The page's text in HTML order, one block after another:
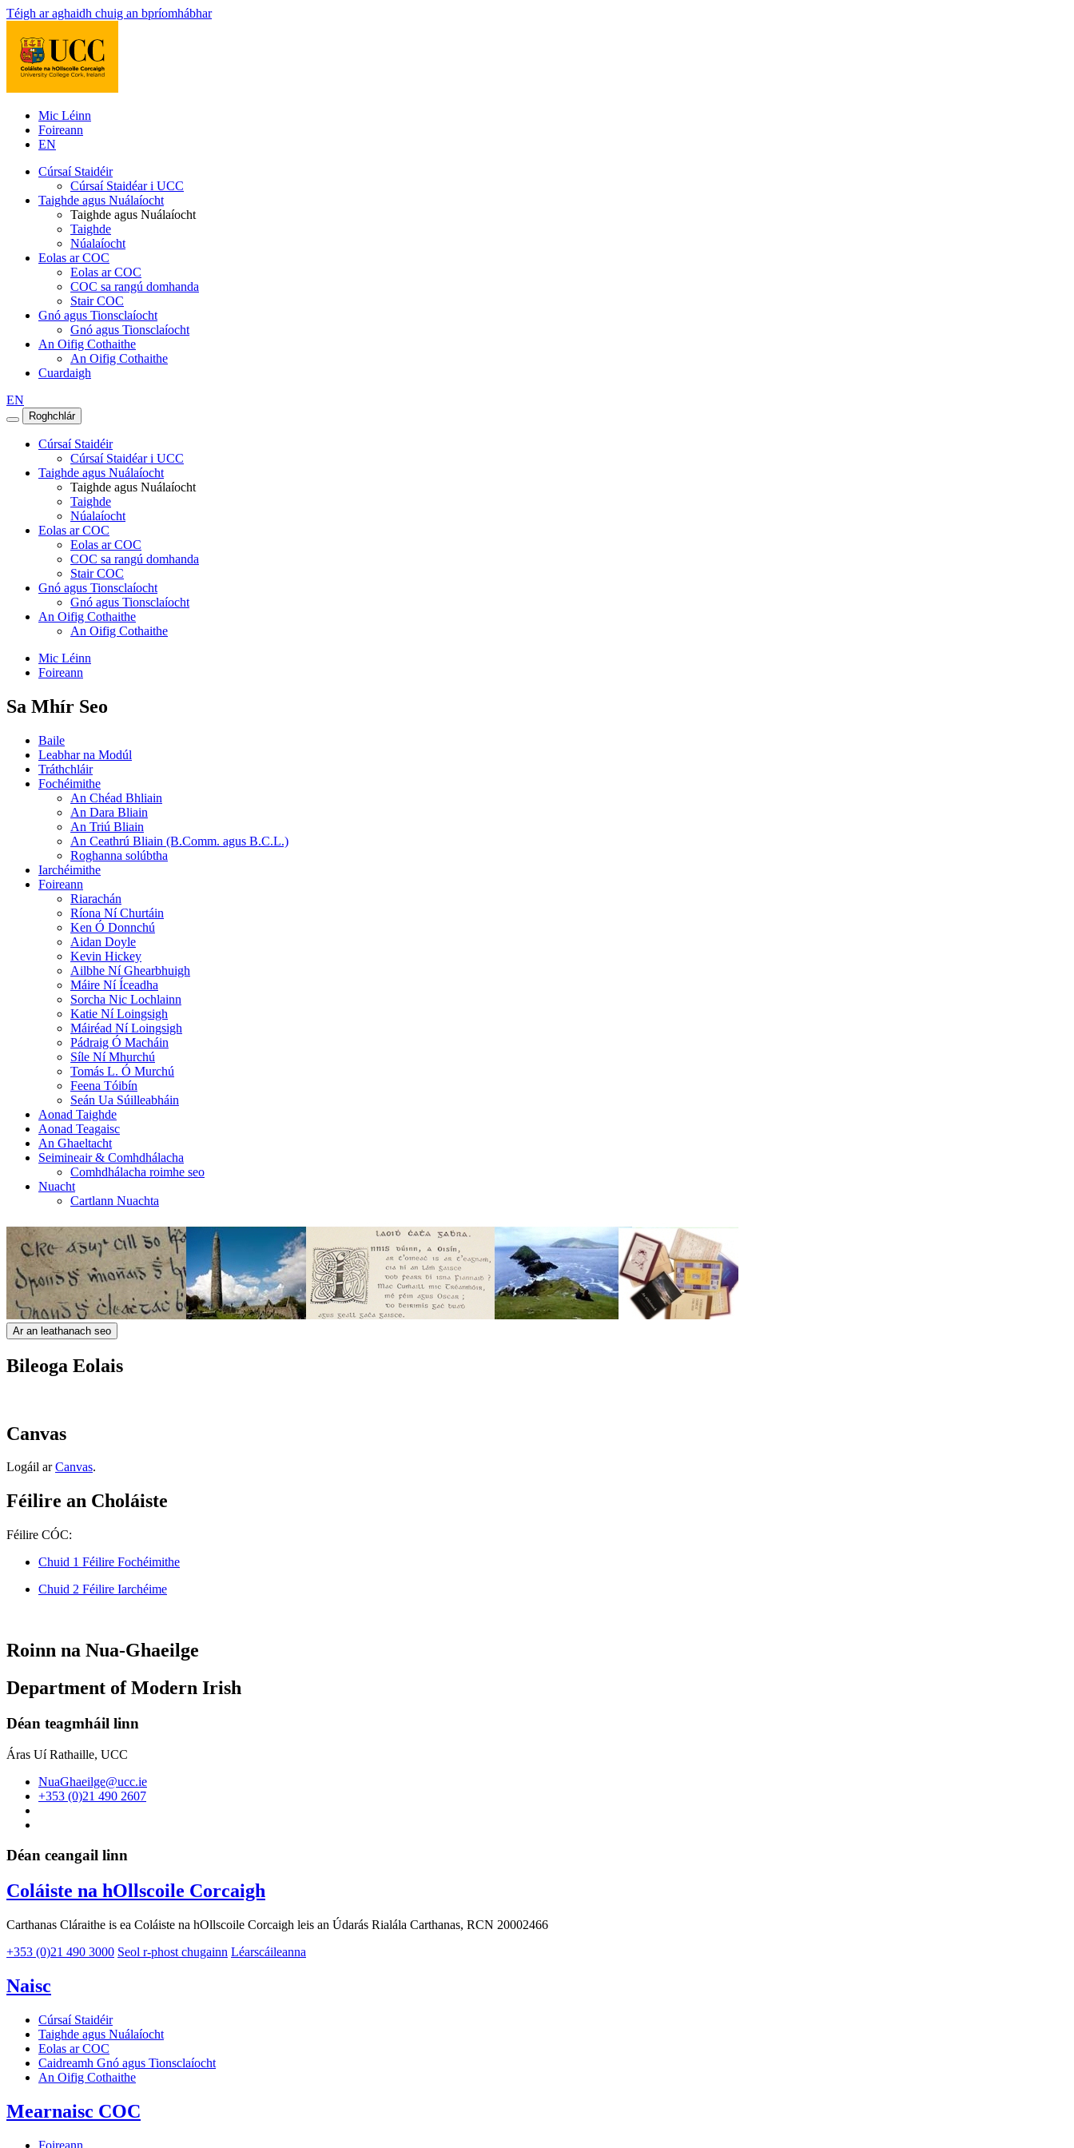
Téigh ar aghaidh chuig an bpríomhábhar
Mic Léinn
Foireann
EN
Cúrsaí Staidéir
Cúrsaí Staidéar i UCC
Taighde agus Nuálaíocht
Taighde agus Nuálaíocht
Taighde
Núalaíocht
Eolas ar COC
Eolas ar COC
COC sa rangú domhanda
Stair COC
Gnó agus Tionsclaíocht
Gnó agus Tionsclaíocht
An Oifig Cothaithe
An Oifig Cothaithe
Cuardaigh
EN
Roghchlár
Cúrsaí Staidéir
Cúrsaí Staidéar i UCC
Taighde agus Nuálaíocht
Taighde agus Nuálaíocht
Taighde
Núalaíocht
Eolas ar COC
Eolas ar COC
COC sa rangú domhanda
Stair COC
Gnó agus Tionsclaíocht
Gnó agus Tionsclaíocht
An Oifig Cothaithe
An Oifig Cothaithe
Mic Léinn
Foireann
Sa Mhír Seo
Baile
Leabhar na Modúl
Tráthchláir
Fochéimithe
An Chéad Bhliain
An Dara Bliain
An Triú Bliain
An Ceathrú Bliain (B.Comm. agus B.C.L.)
Roghanna solúbtha
Iarchéimithe
Foireann
Riarachán
Ríona Ní Churtáin
Ken Ó Donnchú
Aidan Doyle
Kevin Hickey
Ailbhe Ní Ghearbhuigh
Máire Ní Íceadha
Sorcha Nic Lochlainn
Katie Ní Loingsigh
Máiréad Ní Loingsigh
Pádraig Ó Macháin
Síle Ní Mhurchú
Tomás L. Ó Murchú
Feena Tóibín
Seán Ua Súilleabháin
Aonad Taighde
Aonad Teagaisc
An Ghaeltacht
Seimineair & Comhdhálacha
Comhdhálacha roimhe seo
Nuacht
Cartlann Nuachta
Ar an leathanach seo
Bileoga Eolais
Canvas
Logáil arCanvas.
Féilire an Choláiste
Féilire CÓC:
Chuid 1 Féilire Fochéimithe
Chuid 2 Féilire Iarchéime
Roinn na Nua-Ghaeilge
Department of Modern Irish
Déan teagmháil linn
Áras Uí Rathaille, UCC
NuaGhaeilge@ucc.ie
+353 (0)21 490 2607
Déan ceangail linn
Coláiste na hOllscoile Corcaigh
Carthanas Cláraithe is ea Coláiste na hOllscoile Corcaigh leis an Údarás Rialála Carthanas, RCN 20002466
+353 (0)21 490 3000 Seol r-phost chugainn Léarscáileanna
Naisc
Cúrsaí Staidéir
Taighde agus Nuálaíocht
Eolas ar COC
Caidreamh Gnó agus Tionsclaíocht
An Oifig Cothaithe
Mearnaisc COC
Foireann